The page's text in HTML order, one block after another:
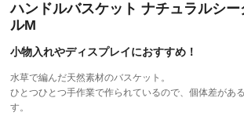
ハンドルバスケット ナチュラルシ
ルM
小物入れやディスプレイにおすすめ！
水草で編んだ天然素材のバスケット。
ひとつひとつ手作業で作られているので、個体差があ
す。